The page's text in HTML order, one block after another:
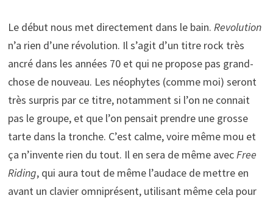
Le début nous met directement dans le bain. Revolution
n’a rien d’une révolution. Il s’agit d’un titre rock très
ancré dans les années 70 et qui ne propose pas grand-
chose de nouveau. Les néophytes (comme moi) seront
très surpris par ce titre, notamment si l’on ne connait
pas le groupe, et que l’on pensait prendre une grosse
tarte dans la tronche. C’est calme, voire même mou et
ça n’invente rien du tout. Il en sera de même avec Free
Riding, qui aura tout de même l’audace de mettre en
avant un clavier omniprésent, utilisant même cela pour